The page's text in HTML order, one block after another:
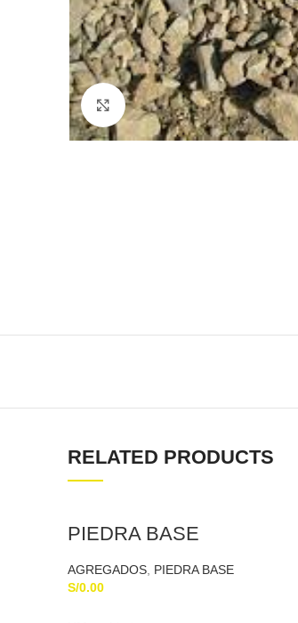
Haga Click para agrandar
RELATED PRODUCTS
PIEDRA BASE
AGREGADOS PIEDRA BASE
S/0.00